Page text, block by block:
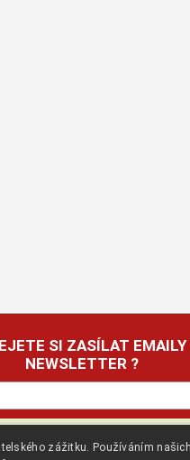
SI ZASÍLAT EMAILY
NEWSLETTER ?
zážitku. Používáním